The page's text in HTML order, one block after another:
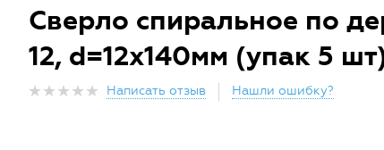
Сверло спиральное по
12, d=12x140мм (упак 5
Написать отзыв Нашли ошибку?